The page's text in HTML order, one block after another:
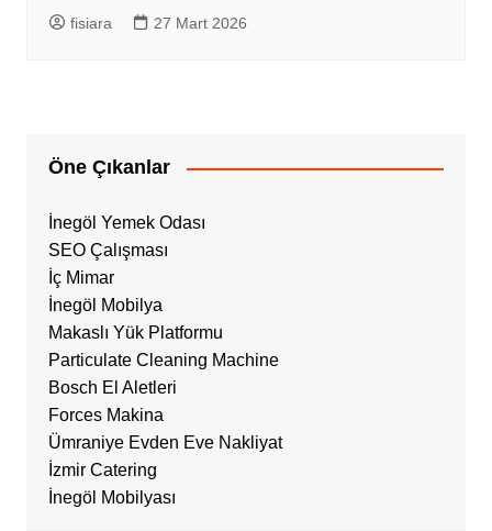
fisiara 27 Mart 2026
Öne Çıkanlar
İnegöl Yemek Odası
SEO Çalışması
İç Mimar
İnegöl Mobilya
Makaslı Yük Platformu
Particulate Cleaning Machine
Bosch El Aletleri
Forces Makina
Ümraniye Evden Eve Nakliyat
İzmir Catering
İnegöl Mobilyası